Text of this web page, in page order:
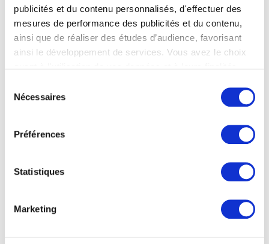
publicités et du contenu personnalisés, d'effectuer des
mesures de performance des publicités et du contenu,
ainsi que de réaliser des études d’audience, favorisant
ainsi le développement de services. Vous avez le choix
quant à l'utilisation de vos données et à leurs finalités.
tout moment en consultant la Déclaration relative aux
cookies ou en cliquant sur l'icône de confidentialité.
Si vous le permettez, nous aimerions également :
géographique qui peuvent être précises à plusieurs
mètres près
pour en relever les caractéristiques spécifiques
(empreintes digitales).
Nécessaires
Préférences
Statistiques
Marketing